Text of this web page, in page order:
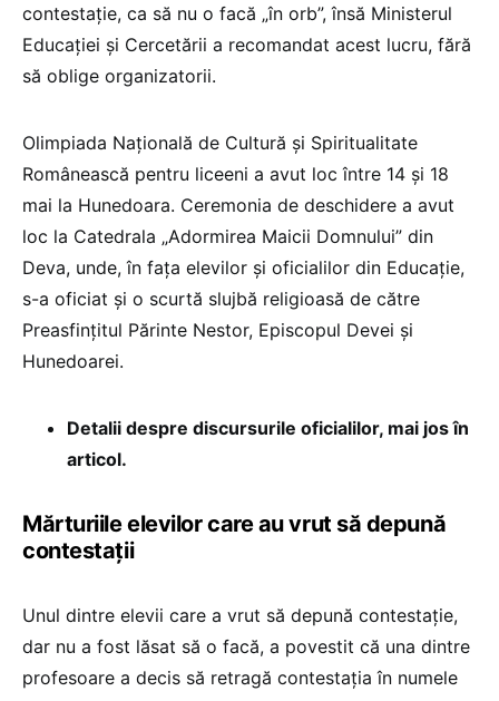
contestație, ca să nu o facă „în orb”, însă Ministerul
Educației și Cercetării a recomandat acest lucru, fără
să oblige organizatorii.
Olimpiada Națională de Cultură și Spiritualitate
Românească pentru liceeni a avut loc între 14 și 18
mai la Hunedoara. Ceremonia de deschidere a avut
loc la Catedrala „Adormirea Maicii Domnului” din
Deva, unde, în fața elevilor și oficialilor din Educație,
s-a oficiat și o scurtă slujbă religioasă de către
Preasfințitul Părinte Nestor, Episcopul Devei și
Hunedoarei.
Detalii despre discursurile oficialilor, mai jos în
articol.
Mărturiile elevilor care au vrut să depună
contestații
Unul dintre elevii care a vrut să depună contestație,
dar nu a fost lăsat să o facă, a povestit că una dintre
profesoare a decis să retragă contestația în numele